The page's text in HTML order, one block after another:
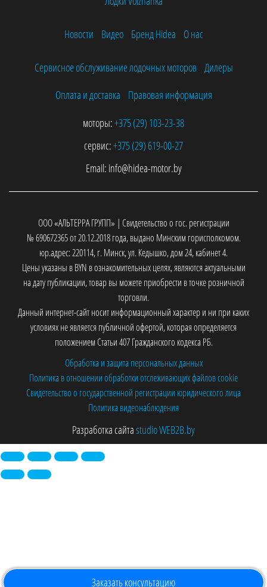
Заказать консультацию
Новости Видео Бренд Hidea О нас
Сервисное обслуживание лодочных моторов
Дилеры
Оплата и доставка
Правовая информация
моторы:+375 (29) 103-23-38
сервис:+375 (29)619-00-27
Email: info@hidea-motor.by
ООО «АЛЬТЕРРА ГРУПП» | Свидетельство о гос. регистрации
№ 690672365 от 20.12.2018 года, выдано Минским горисполкомом.
юр.адрес: 220114, г. Минск, ул. Кедышко, дом 24, кабинет 4.
Цены указаны в BYN в ознакомительных целях, являются актуальными
на дату публикации, товар вы можете приобрести в точке розничной
торговли.
Данный интернет-сайт носит информационный характер и ни при каких
условиях не является публичной офертой, которая определяется
положением Статьи 407 Гражданского кодекса РБ.
Обработка и защита персональных данных
Политика в отношении обработки отслеживающих файлов cookie
Свидетельство о государственной регистрации юридического лица
Политика видеонаблюдения
Разработка сайтаstudio WEB2B.by